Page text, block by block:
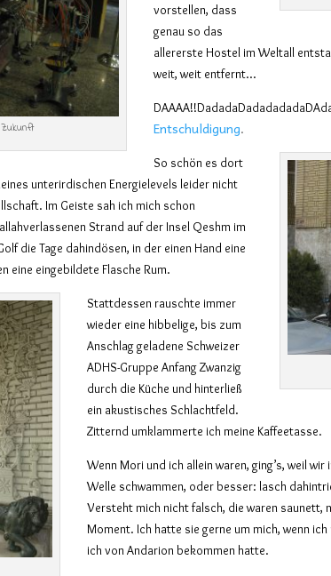
vorstellen, dass
genau so das
allererste Hostel im Weltall
weit, weit entfernt…
Entschuldigung.
So schön es dort
unterirdischen Energielevels leider nicht
Im Geiste sah ich mich schon
Strand auf der Insel Qeshm im
die Tage dahindösen, in der einen Hand eine
eine eingebildete Flasche Rum.
Stattdessen rauschte immer
wieder eine hibbelige, bis zum
Anschlag geladene Schweizer
ADHS-Gruppe Anfang Zwanzig
durch die Küche und hinterließ
ein akustisches Schlachtfeld.
Zitternd umklammerte ich meine Kaffeetasse.
Wenn Mori und ich allein waren, ging’s, weil
Welle schwammen, oder besser: lasch
Versteht mich nicht falsch, die waren saunett,
Moment. Ich hatte sie gerne um mich, wenn
ich von Andarion bekommen hatte.